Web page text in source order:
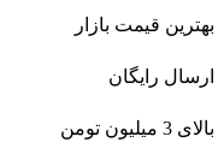
بهترین قیمت بازار
ارسال رایگان
بالای 3 میلیون تومن